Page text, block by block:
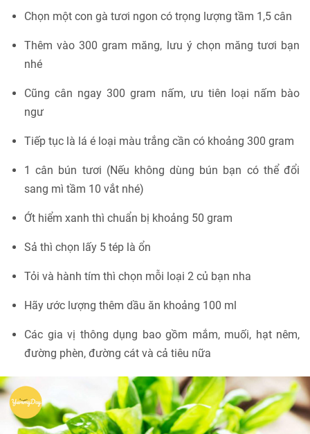
Chọn một con gà tươi ngon có trọng lượng tầm 1,5 cân
Thêm vào 300 gram măng, lưu ý chọn măng tươi bạn
nhé
Cũng cân ngay 300 gram nấm, ưu tiên loại nấm bào
ngư
Tiếp tục là lá é loại màu trắng cần có khoảng 300 gram
1 cân bún tươi (Nếu không dùng bún bạn có thể đổi
sang mì tầm 10 vắt nhé)
Ớt hiểm xanh thì chuẩn bị khoảng 50 gram
Sả thì chọn lấy 5 tép là ổn
Tỏi và hành tím thì chọn mỗi loại 2 củ bạn nha
Hãy ước lượng thêm dầu ăn khoảng 100 ml
Các gia vị thông dụng bao gồm mắm, muối, hạt nêm,
đường phèn, đường cát và cả tiêu nữa